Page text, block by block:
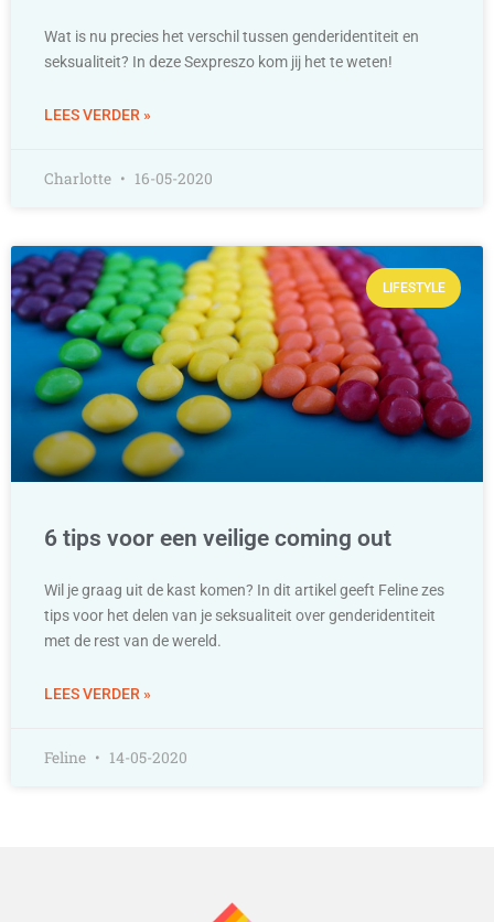
Wat is nu precies het verschil tussen genderidentiteit en
seksualiteit? In deze Sexpreszo kom jij het te weten!
LEES VERDER »
Charlotte 16-05-2020
LIFESTYLE
6 tips voor een veilige coming out
Wil je graag uit de kast komen? In dit artikel geeft Feline zes
tips voor het delen van je seksualiteit over genderidentiteit
met de rest van de wereld.
LEES VERDER »
Feline 14-05-2020